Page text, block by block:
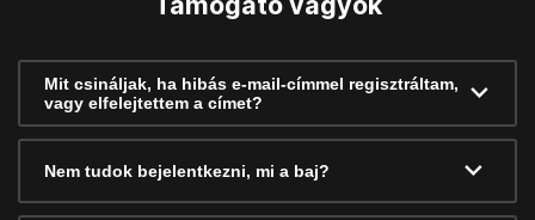
Mit csináljak, ha hibás e-mail-címmel regisztráltam,
vagy elfelejtettem a címet?
Nem tudok bejelentkezni, mi a baj?